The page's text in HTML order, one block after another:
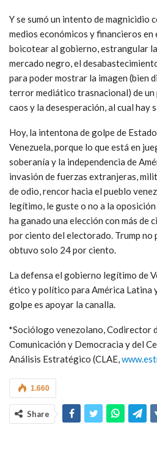
Y se sumó un intento de magnicidio
medios económicos y financieros
boicotear al gobierno, estrangular
mercado negro, el
para poder mostrar la imagen (bien
terror mediático trasnacional) de un
caos y la desesperación, al cual hay
Hoy, la intentona de golpe de
Venezuela, porque lo que está en
soberanía y la independencia de
invasión de fuerzas extranjeras,
de odio, rencor hacia el pueblo
legítimo, le guste o no a la
ha ganado una elección con más de
por ciento del electorado. Trump no
obtuvo solo 24 por ciento.
La defensa el gobierno legítimo de
ético y político para América Latina
golpe es apoyar la canalla.
*Sociólogo venezolano, Codirector
Comunicación y Democracia y del
Análisis Estratégico (CLAE,
1.660
Share